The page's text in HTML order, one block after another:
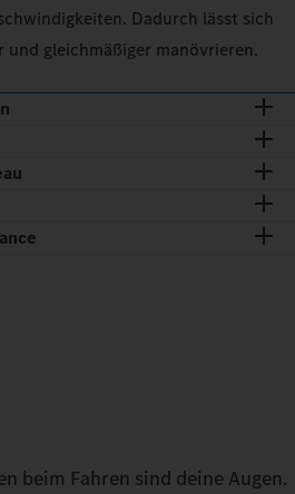
Dadurch lässt sich
und gleichmäßiger manövrieren.
beim Fahren sind deine Augen.